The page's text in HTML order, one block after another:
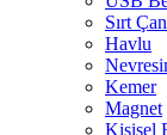
Sırt
Havlu
Kemer
Magnet
Kişisel